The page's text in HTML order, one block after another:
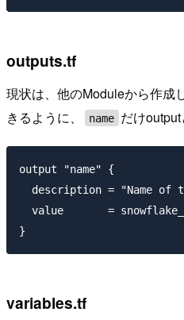
outputs.tf
現状は、他のModuleから作成
きるように、
name だけoutput
output "name" {
description = "Name of
value       =
variables.tf